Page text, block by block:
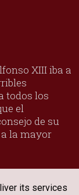
XIII iba a
todos los
el
de su
la mayor
its services